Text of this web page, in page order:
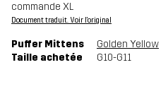
commande XL
Document traduit. Voir l'original
Puffer Mittens
Golden Yellow
Taille achetée
G10-G11